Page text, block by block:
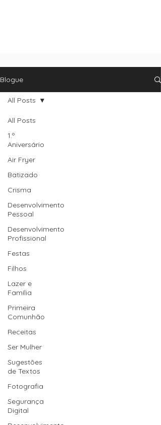
Blogue
All Posts
1.º
Aniversário
Air Fryer
Batizado
Crisma
Desenvolvimento
Pessoal
Desenvolvimento
Profissional
Festas
Filhos
Lazer e
Família
Primeira
Comunhão
Receitas
Ser Mulher
Sugestões
de Textos
Fotografia
Segurança
Digital
All Posts